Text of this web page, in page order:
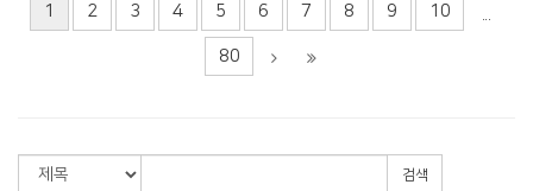
1 2 3 4 5 6 7 8 9 10
80
검색